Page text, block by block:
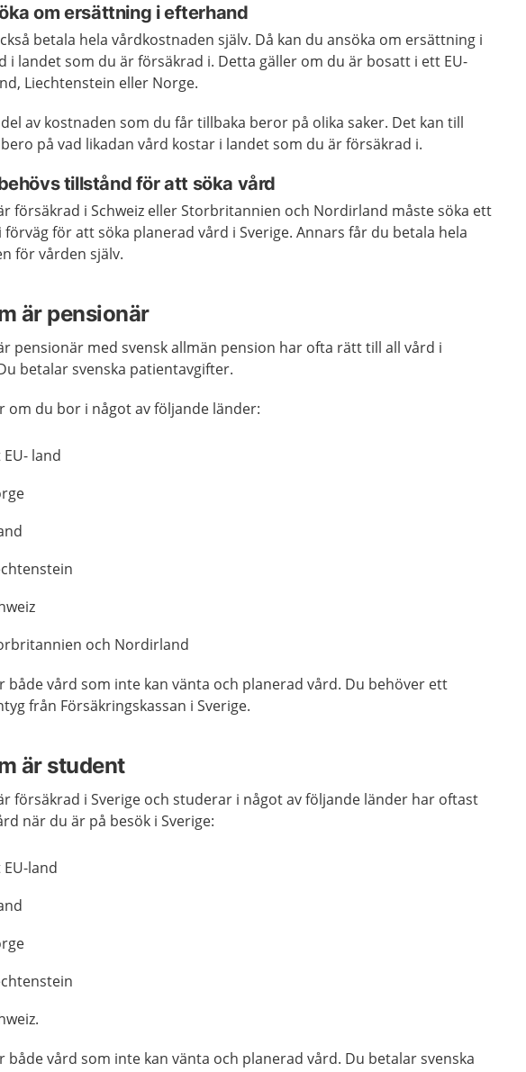
om ersättning i efterhand
betala hela vårdkostnaden själv. Då kan du ansöka om ersättning i
i landet som du är försäkrad i. Detta gäller om du är bosatt i ett EU-
Liechtenstein eller Norge.
av kostnaden som du får tillbaka beror på olika saker. Det kan till
på vad likadan vård kostar i landet som du är försäkrad i.
tillstånd för att söka vård
försäkrad i Schweiz eller Storbritannien och Nordirland måste söka ett
för att söka planerad vård i Sverige. Annars får du betala hela
för vården själv.
är pensionär
pensionär med svensk allmän pension har ofta rätt till all vård i
betalar svenska patientavgifter.
om du bor i något av följande länder:
land
och Nordirland
både vård som inte kan vänta och planerad vård. Du behöver ett
från Försäkringskassan i Sverige.
är student
försäkrad i Sverige och studerar i något av följande länder har oftast
när du är på besök i Sverige:
land
både vård som inte kan vänta och planerad vård. Du betalar svenska